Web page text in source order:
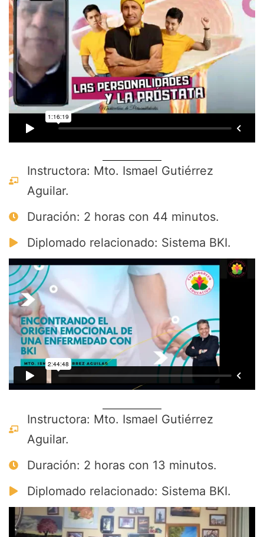
Instructora: Mto. Ismael Gutiérrez
Aguilar.
Duración: 2 horas con 44 minutos.
Diplomado relacionado: Sistema BKI.
Instructora: Mto. Ismael Gutiérrez
Aguilar.
Duración: 2 horas con 13 minutos.
Diplomado relacionado: Sistema BKI.